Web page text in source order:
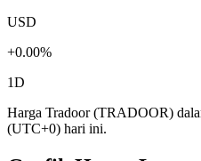
USD
+0.00%
1D
Harga Tradoor (TRADOOR)
(UTC+0) hari ini.